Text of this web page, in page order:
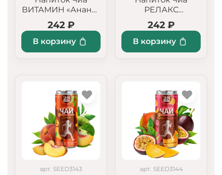
ВИТАМИН «Ананас
+ Куркума», 250 мл
242 ₽
В корзину
РЕЛАКС
«Шиповник +
Ромашка», 250 мл
242 ₽
В корзину
арт. SEED3143 арт. SEED3144